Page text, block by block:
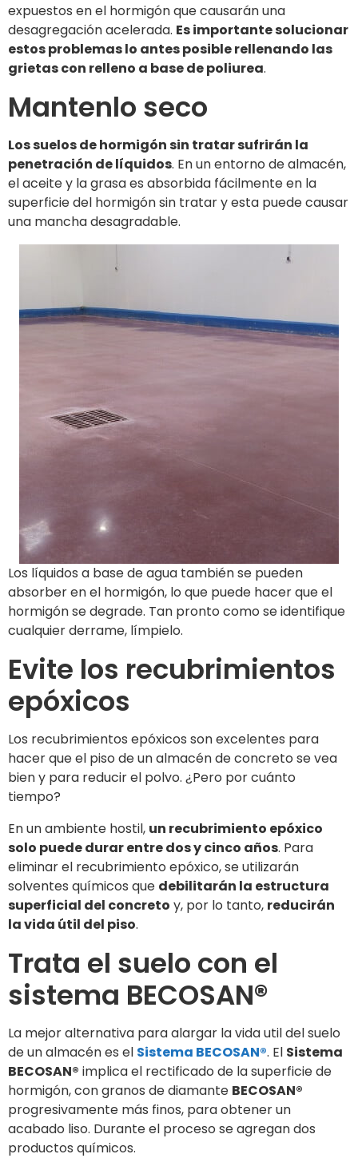
expuestos en el hormigón que causarán una
desagregación acelerada. Es importante solucionar
estos problemas lo antes posible rellenando las
grietas con relleno a base de poliurea.
Mantenlo seco
Los suelos de hormigón sin tratar sufrirán la
penetración de líquidos. En un entorno de almacén,
el aceite y la grasa es absorbida fácilmente en la
superficie del hormigón sin tratar y esta puede causar
una mancha desagradable.
Los líquidos a base de agua también se pueden
absorber en el hormigón, lo que puede hacer que el
hormigón se degrade. Tan pronto como se identifique
cualquier derrame, límpielo.
Evite los recubrimientos
epóxicos
Los recubrimientos epóxicos son excelentes para
hacer que el piso de un almacén de concreto se vea
bien y para reducir el polvo. ¿Pero por cuánto
tiempo?
En un ambiente hostil, un recubrimiento epóxico
solo puede durar entre dos y cinco años. Para
eliminar el recubrimiento epóxico, se utilizarán
solventes químicos que debilitarán la estructura
superficial del concreto y, por lo tanto, reducirán
la vida útil del piso.
Trata el suelo con el
sistema BECOSAN®
La mejor alternativa para alargar la vida util del suelo
de un almacén es el Sistema BECOSAN®. El Sistema
BECOSAN® implica el rectificado de la superficie de
hormigón, con granos de diamante BECOSAN®
progresivamente más finos, para obtener un
acabado liso. Durante el proceso se agregan dos
productos químicos.